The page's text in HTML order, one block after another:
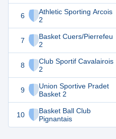
6
Athletic Sporting Arcois
2
7
Basket Cuers/Pierrefeu
2
8
Club Sportif Cavalairois
2
9
Union Sportive Pradet
Basket 2
10
Basket Ball Club
Pignantais
27 18
25 18
25 18
20 18
16